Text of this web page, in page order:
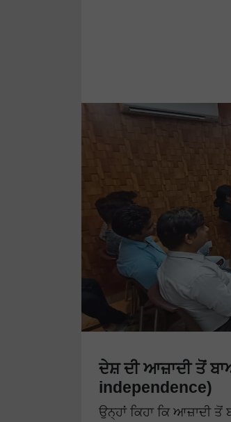
ਦੇਸ਼ ਦੀ ਆਜ਼ਾਦੀ ਤੋਂ
independence)
ਉਨ੍ਹਾਂ ਕਿਹਾ ਕਿ ਆਜ਼ਾਦੀ ਤੋਂ